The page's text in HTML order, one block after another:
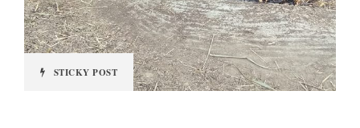
STICKY POST